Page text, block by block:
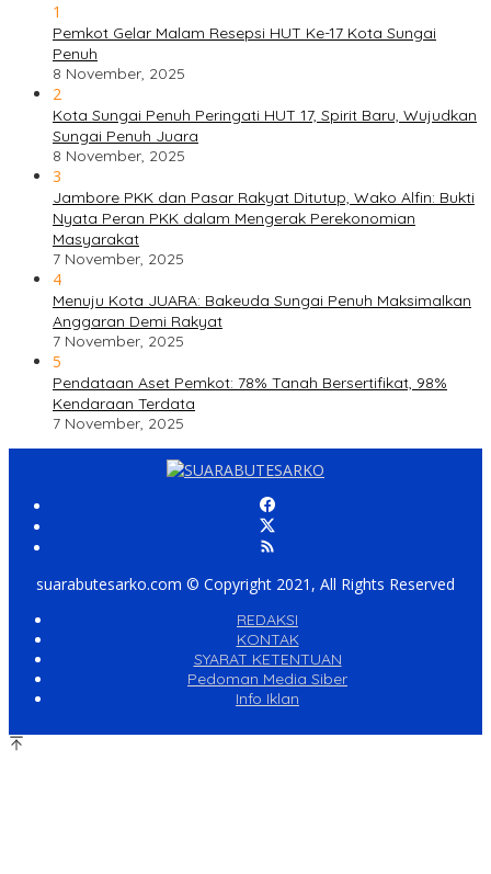
1
Pemkot Gelar Malam Resepsi HUT Ke-17 Kota Sungai
Penuh
8 November, 2025
2
Kota Sungai Penuh Peringati HUT 17, Spirit Baru, Wujudkan
Sungai Penuh Juara
8 November, 2025
3
Jambore PKK dan Pasar Rakyat Ditutup, Wako Alfin: Bukti
Nyata Peran PKK dalam Mengerak Perekonomian
Masyarakat
7 November, 2025
4
Menuju Kota JUARA: Bakeuda Sungai Penuh Maksimalkan
Anggaran Demi Rakyat
7 November, 2025
5
Pendataan Aset Pemkot: 78% Tanah Bersertifikat, 98%
Kendaraan Terdata
7 November, 2025
suarabutesarko.com © Copyright 2021, All Rights Reserved
REDAKSI
KONTAK
SYARAT KETENTUAN
Pedoman Media Siber
Info Iklan